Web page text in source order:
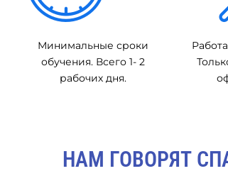
Минимальные сроки
обучения. Всего 1- 2
рабочих дня.
НАМ ГОВОРЯТ